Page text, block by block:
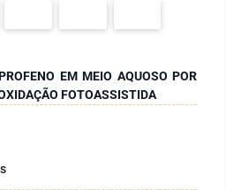
EM MEIO AQUOSO POR
FOTOASSISTIDA